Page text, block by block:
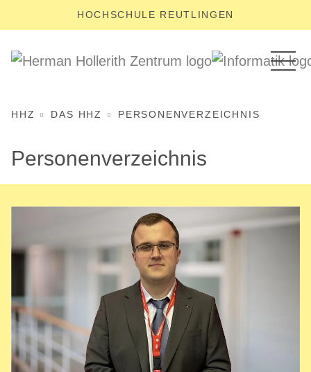
HOCHSCHULE REUTLINGEN
HHZ DAS HHZ PERSONENVERZEICHNIS
Personenverzeichnis